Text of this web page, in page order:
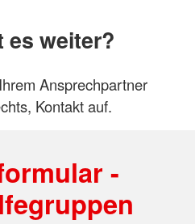
es weiter?
Ansprechpartner
Kontakt auf.
-